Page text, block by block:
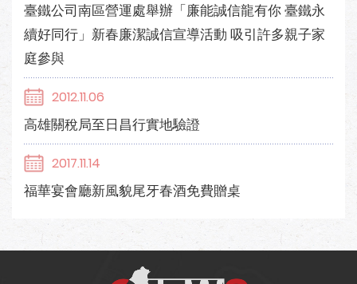
臺鐵公司南區營運處舉辦「廉能誠信龍有你 臺鐵永
續好同行」新春廉潔誠信宣導活動 吸引許多親子家
庭參與
2012.11.06
高雄關稅局至日昌行實地驗證
2017.11.14
福華宴會廳新風貌尾牙春酒免費贈桌